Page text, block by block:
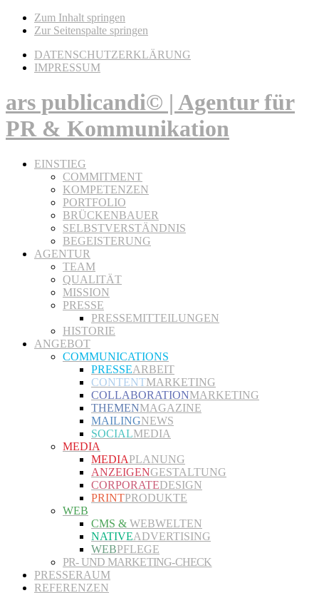
Zum Inhalt springen
Zur Seitenspalte springen
DATENSCHUTZERKLÄRUNG
IMPRESSUM
ars publicandi© | Agentur für
PR & Kommunikation
EINSTIEG
COMMITMENT
KOMPETENZEN
PORTFOLIO
BRÜCKENBAUER
SELBSTVERSTÄNDNIS
BEGEISTERUNG
AGENTUR
TEAM
QUALITÄT
MISSION
PRESSE
PRESSEMITTEILUNGEN
HISTORIE
ANGEBOT
COMMUNICATIONS
PRESSEARBEIT
CONTENTMARKETING
COLLABORATIONMARKETING
THEMENMAGAZINE
MAILINGNEWS
SOCIALMEDIA
MEDIA
MEDIAPLANUNG
ANZEIGENGESTALTUNG
CORPORATEDESIGN
PRINTPRODUKTE
WEB
CMS & WEBWELTEN
NATIVEADVERTISING
WEBPFLEGE
PR- UND MARKETING-CHECK
PRESSERAUM
REFERENZEN